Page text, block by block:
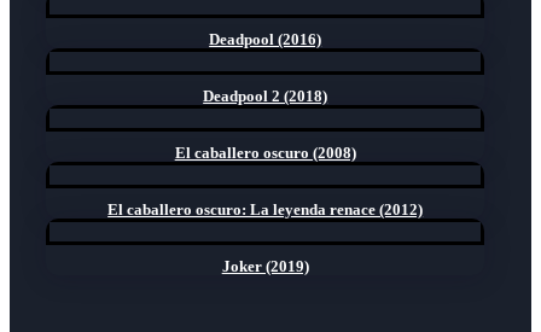
Deadpool (2016)
Deadpool 2 (2018)
El caballero oscuro (2008)
El caballero oscuro: La leyenda renace (2012)
Joker (2019)